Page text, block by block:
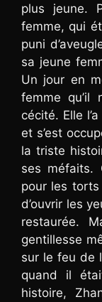
plus jeune.
femme, qui
puni
sa jeune
Un jour en
femme
cécité. Elle
et s’est
la triste
ses méfaits.
pour les
d’ouvrir les
restaurée.
gentillesse
sur le feu de
quand il
histoire,